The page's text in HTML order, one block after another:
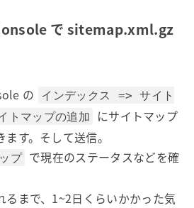
で sitemap.xml.gz
の
インデックス => サイト
トマップの追加
にサイトマップ
す。そして送信。
プ で現在のステータスなどを確
るまで、1~2日くらいかかった気